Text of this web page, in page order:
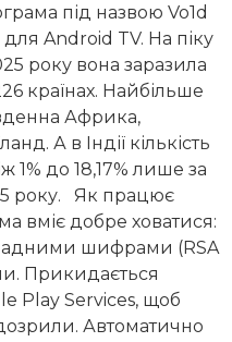
під назвою Vo1d
Android TV. На піку
року вона заразила
країнах. Найбільше
Африка,
А в Індії кількість
1% до 18,17% лише за
року. Як працює
вміє добре ховатися:
шифрами (RSA
Прикидається
Play Services, щоб
Автоматично